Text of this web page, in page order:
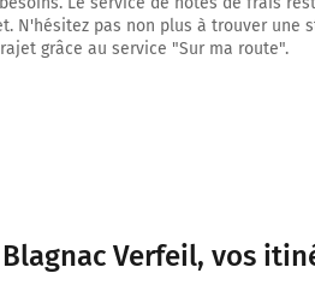
Périphérique intérieur
BORDEROUGE
A68
LAVAUR
N'hésitez pas non plus à trouver une
grâce au service "Sur ma route".
Blagnac Verfeil, vos